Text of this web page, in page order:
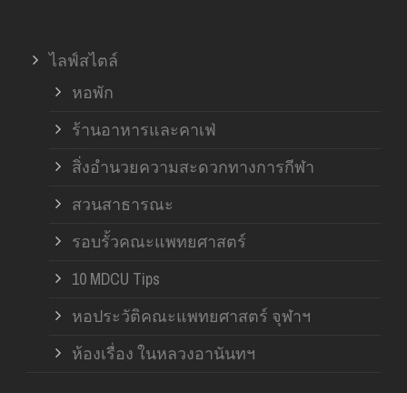
ไลฟ์สไตล์
หอพัก
ร้านอาหารและคาเฟ่
สิ่งอำนวยความสะดวกทางการกีฬา
สวนสาธารณะ
รอบรั้วคณะแพทยศาสตร์
10 MDCU Tips
หอประวัติคณะแพทยศาสตร์ จุฬาฯ
ห้องเรื่อง ในหลวงอานันทฯ